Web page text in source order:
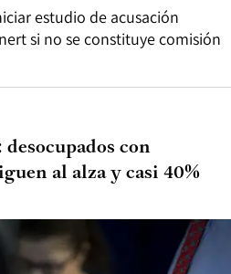
estudio de acusación
si no se constituye comisión
con
al alza y casi 40%